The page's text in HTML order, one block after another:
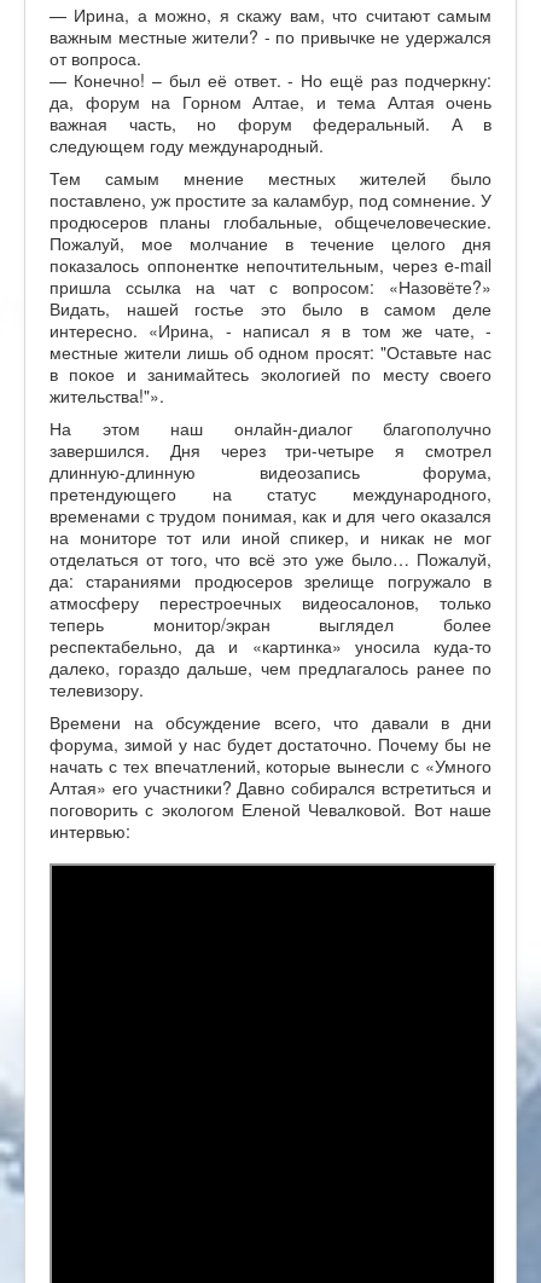
— Ирина, а можно, я скажу вам, что считают самым
важным местные жители? - по привычке не удержался
от вопроса.
— Конечно! – был её ответ. - Но ещё раз подчеркну:
да, форум на Горном Алтае, и тема Алтая очень
важная часть, но форум федеральный. А в
следующем году международный.
Тем самым мнение местных жителей было
поставлено, уж простите за каламбур, под сомнение. У
продюсеров планы глобальные, общечеловеческие.
Пожалуй, мое молчание в течение целого дня
показалось оппонентке непочтительным, через e-mail
пришла ссылка на чат с вопросом: «Назовёте?»
Видать, нашей гостье это было в самом деле
интересно. «Ирина, - написал я в том же чате, -
местные жители лишь об одном просят: "Оставьте нас
в покое и занимайтесь экологией по месту своего
жительства!"».
На этом наш онлайн-диалог благополучно
завершился. Дня через три-четыре я смотрел
длинную-длинную видеозапись форума,
претендующего на статус международного,
временами с трудом понимая, как и для чего оказался
на мониторе тот или иной спикер, и никак не мог
отделаться от того, что всё это уже было… Пожалуй,
да: стараниями продюсеров зрелище погружало в
атмосферу перестроечных видеосалонов, только
теперь монитор/экран выглядел более
респектабельно, да и «картинка» уносила куда-то
далеко, гораздо дальше, чем предлагалось ранее по
телевизору.
Времени на обсуждение всего, что давали в дни
форума, зимой у нас будет достаточно. Почему бы не
начать с тех впечатлений, которые вынесли с «Умного
Алтая» его участники? Давно собирался встретиться и
поговорить с экологом Еленой Чевалковой. Вот наше
интервью: